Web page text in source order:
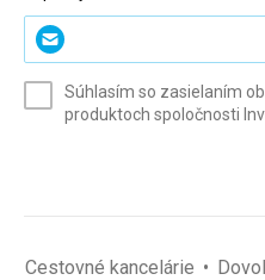
Zadajte
svoj
(povinné)
Súhlasím so zasielaním
produktoch spoločnosti
Cestovné kancelárie